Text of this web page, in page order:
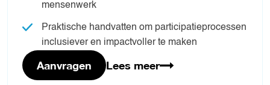
mensenwerk
Praktische handvatten om participatieprocessen
inclusiever en impactvoller te maken
Aanvragen Lees meer